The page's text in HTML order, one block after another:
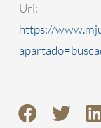
Url:
https://